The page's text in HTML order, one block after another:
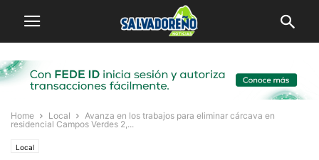
Home Local
Avanza en los trabajos para eliminar cárcava en
residencial Campos Verdes 2,...
Local